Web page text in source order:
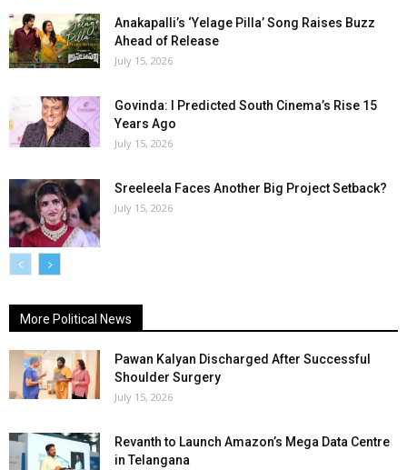
Anakapalli’s ‘Yelage Pilla’ Song Raises Buzz
Ahead of Release
July 15, 2026
Govinda: I Predicted South Cinema’s Rise 15
Years Ago
July 15, 2026
Sreeleela Faces Another Big Project Setback?
July 15, 2026
More Political News
Pawan Kalyan Discharged After Successful
Shoulder Surgery
July 15, 2026
Revanth to Launch Amazon’s Mega Data Centre
in Telangana